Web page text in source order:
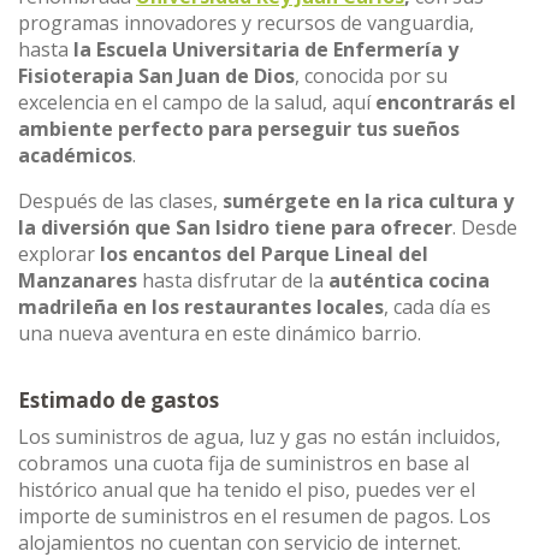
programas innovadores y recursos de vanguardia,
hasta la Escuela Universitaria de Enfermería y
Fisioterapia San Juan de Dios, conocida por su
excelencia en el campo de la salud, aquíencontrarás el
ambiente perfecto para perseguir tus sueños
académicos.
Después de las clases, sumérgete en la rica cultura y
la diversión que San Isidro tiene para ofrecer. Desde
explorar los encantos del Parque Lineal del
Manzanares hasta disfrutar de la auténtica cocina
madrileña en los restaurantes locales, cada día es
una nueva aventura en este dinámico barrio.
Estimado de gastos
Los suministros de agua, luz y gas no están incluidos,
cobramos una cuota fija de suministros en base al
histórico anual que ha tenido el piso, puedes ver el
importe de suministros en el resumen de pagos. Los
alojamientos no cuentan con servicio de internet.